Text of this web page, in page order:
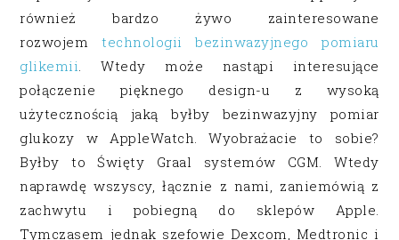
również bardzo żywo zainteresowane
rozwojem technologii bezinwazyjnego pomiaru
glikemii. Wtedy może nastąpi interesujące
połączenie pięknego design-u z wysoką
użytecznością jaką byłby bezinwazyjny pomiar
glukozy w AppleWatch. Wyobrażacie to sobie?
Byłby to Święty Graal systemów CGM. Wtedy
naprawdę wszyscy, łącznie z nami, zaniemówią z
zachwytu i pobiegną do sklepów Apple.
Tymczasem jednak szefowie Dexcom, Medtronic i